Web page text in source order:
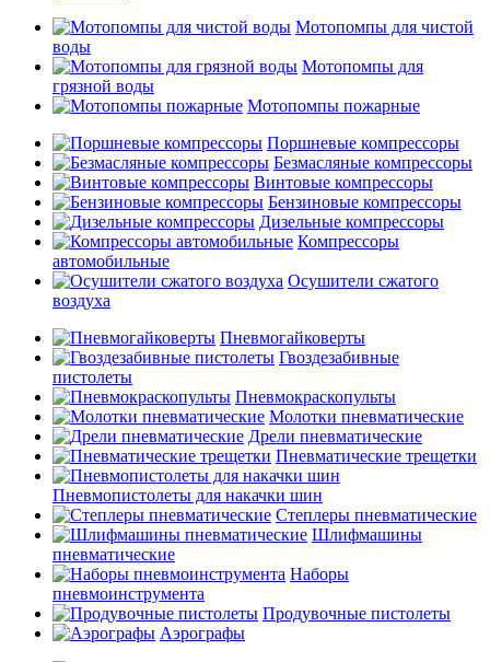
Мотопомпы для чистой
воды
Мотопомпы для
грязной воды
Мотопомпы пожарные
Поршневые компрессоры
Безмасляные компрессоры
Винтовые компрессоры
Бензиновые компрессоры
Дизельные компрессоры
Компрессоры
автомобильные
Осушители сжатого
воздуха
Пневмогайковерты
Гвоздезабивные
пистолеты
Пневмокраскопульты
Молотки пневматические
Дрели пневматические
Пневматические трещетки
Пневмопистолеты для накачки шин
Степлеры пневматические
Шлифмашины
пневматические
Наборы
пневмоинструмента
Продувочные пистолеты
Аэрографы